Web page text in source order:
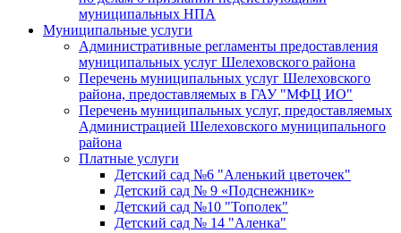
муниципальных НПА
Муниципальные услуги
Административные регламенты предоставления
муниципальных услуг Шелеховского района
Перечень муниципальных услуг Шелеховского
района, предоставляемых в ГАУ "МФЦ ИО"
Перечень муниципальных услуг, предоставляемых
Администрацией Шелеховского муниципального
района
Платные услуги
Детский сад №6 "Аленький цветочек"
Детский сад № 9 «Подснежник»
Детский сад №10 "Тополек"
Детский сад № 14 "Аленка"